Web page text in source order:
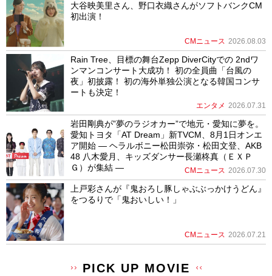
大谷映美里さん、野口衣織さんがソフトバンクCM
初出演！
CMニュース 2026.08.03
Rain Tree、目標の舞台Zepp DiverCityでの 2ndワ
ンマンコンサート大成功！ 初の全員曲「台風の
夜」初披露！ 初の海外単独公演となる韓国コンサ
ートも決定！
エンタメ 2026.07.31
岩田剛典が”夢のラジオカー”で地元・愛知に夢を。
愛知トヨタ「AT Dream」新TVCM、8月1日オンエ
ア開始 ― ヘラルボニー松田崇弥・松田文登、AKB
48 八木愛月、キッズダンサー長瀬柊真（ＥＸＰ
Ｇ）が集結 ―
CMニュース 2026.07.30
上戸彩さんが『鬼おろし豚しゃぶぶっかけうどん』
をつるりで「鬼おいしい！」
CMニュース 2026.07.21
PICK UP MOVIE